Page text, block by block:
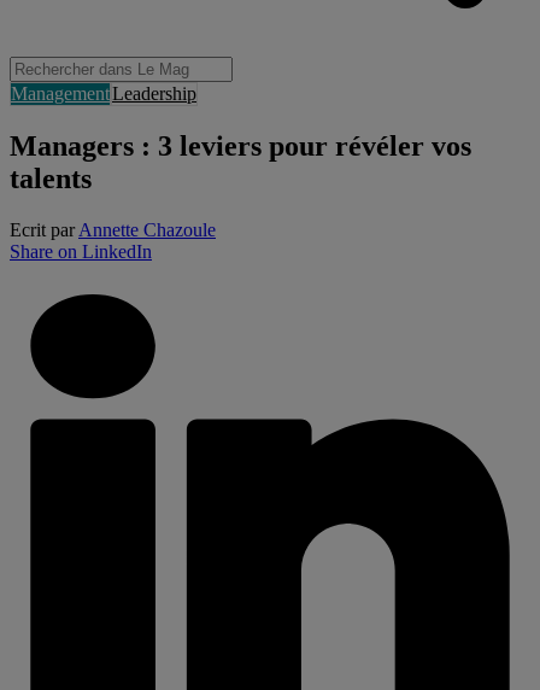
ManagementLeadership
Managers : 3 leviers pour révéler vos
talents
Ecrit parAnnette Chazoule
Share on LinkedIn